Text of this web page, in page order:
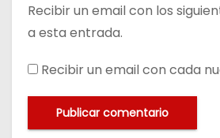
Recibir un email con los
a esta entrada.
Recibir un email con cada